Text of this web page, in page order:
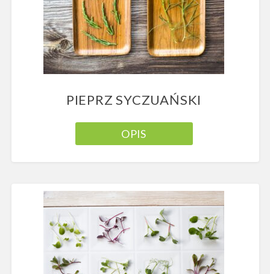
PIEPRZ SYCZUAŃSKI
OPIS